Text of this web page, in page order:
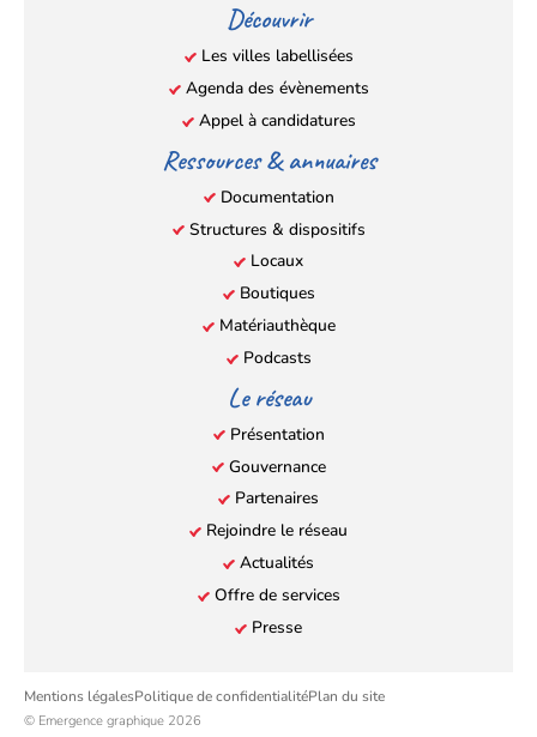
nouvel
onglet)
nouvel
onglet)
nouvel
onglet)
nouvel
onglet)
Découvrir
Les villes labellisées
Agenda des évènements
Appel à candidatures
Ressources & annuaires
Documentation
Structures & dispositifs
Locaux
Boutiques
Matériauthèque
Podcasts
Le réseau
Présentation
Gouvernance
Partenaires
Rejoindre le réseau
Actualités
Offre de services
Presse
Mentions légalesPolitique de confidentialitéPlan du site
© Emergence graphique 2026